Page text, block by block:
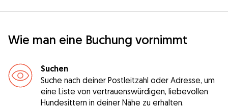
Wie man eine Buchung vornimmt
Suchen
Suche nach deiner Postleitzahl oder Adresse, um
eine Liste von vertrauenswürdigen, liebevollen
Hundesittern in deiner Nähe zu erhalten.